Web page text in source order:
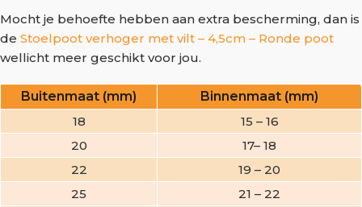
Mocht je behoefte hebben aan extra bescherming, dan is
de Stoelpoot verhoger met vilt – 4,5cm – Ronde poot
wellicht meer geschikt voor jou.
Buitenmaat (mm)
Binnenmaat (mm)
18
15 – 16
20
17– 18
22
19 – 20
25
21 – 22